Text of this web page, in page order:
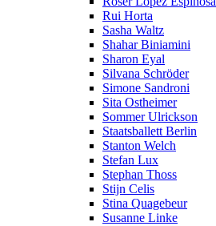
Rui Horta
Sasha Waltz
Shahar Biniamini
Sharon Eyal
Silvana Schröder
Simone Sandroni
Sita Ostheimer
Sommer Ulrickson
Staatsballett Berlin
Stanton Welch
Stefan Lux
Stephan Thoss
Stijn Celis
Stina Quagebeur
Susanne Linke